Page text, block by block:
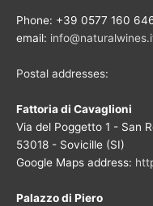
Phone: +39 0577 160
email:
Postal addresses:
Fattoria di Cavaglioni
Via del Poggetto 1 - San
53018 - Sovicille (SI)
Google Maps address:
Palazzo di Piero